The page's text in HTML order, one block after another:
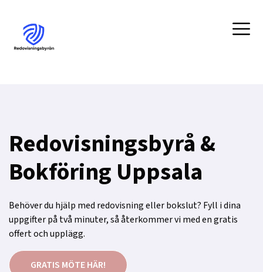
Redovisningsbyrå &
Bokföring Uppsala
Behöver du hjälp med redovisning eller bokslut? Fyll i dina
uppgifter på två minuter, så återkommer vi med en gratis
offert och upplägg.
GRATIS MÖTE HÄR!